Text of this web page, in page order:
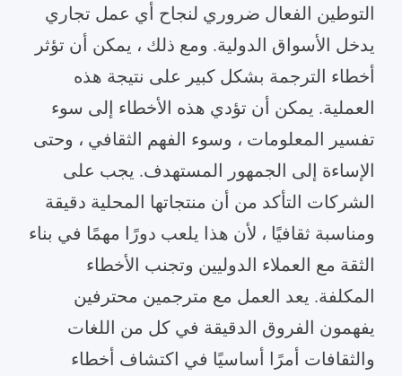
التوطين الفعال ضروري لنجاح أي عمل تجاري
يدخل الأسواق الدولية. ومع ذلك ، يمكن أن تؤثر
أخطاء الترجمة بشكل كبير على نتيجة هذه
العملية. يمكن أن تؤدي هذه الأخطاء إلى سوء
تفسير المعلومات ، وسوء الفهم الثقافي ، وحتى
الإساءة إلى الجمهور المستهدف. يجب على
الشركات التأكد من أن منتجاتها المحلية دقيقة
ومناسبة ثقافيًا ، لأن هذا يلعب دورًا مهمًا في بناء
الثقة مع العملاء الدوليين وتجنب الأخطاء
المكلفة. يعد العمل مع مترجمين محترفين
يفهمون الفروق الدقيقة في كل من اللغات
والثقافات أمرًا أساسيًا في اكتشاف أخطاء